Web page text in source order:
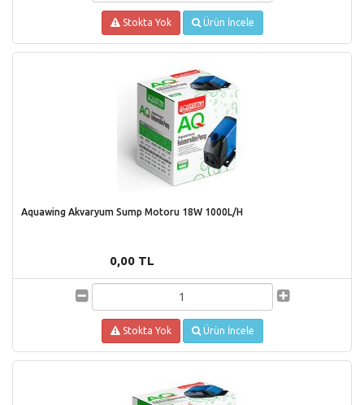
Stokta Yok Ürün İncele
Aquawing Akvaryum Sump Motoru 18W 1000L/H
0,00 TL
Stokta Yok Ürün İncele